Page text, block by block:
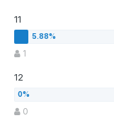
11
1
12
0